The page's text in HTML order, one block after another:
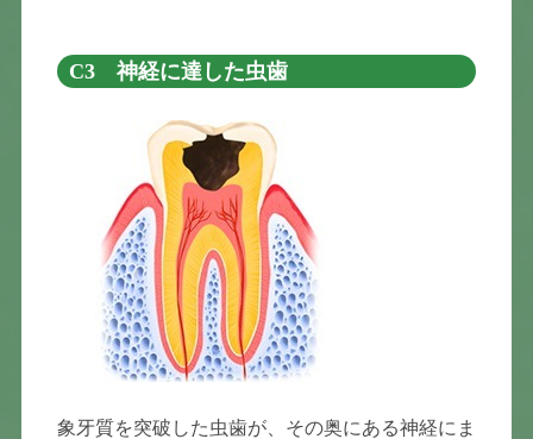
C3 神経に達した虫歯
象牙質を突破した虫歯が、その奥にある神経にま